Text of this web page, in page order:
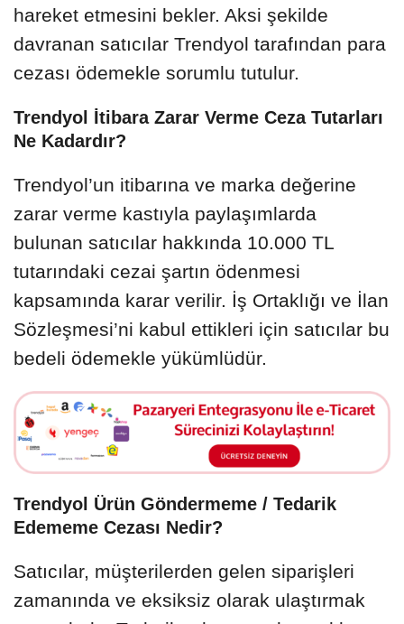
hareket etmesini bekler. Aksi şekilde
davranan satıcılar Trendyol tarafından para
cezası ödemekle sorumlu tutulur.
Trendyol İtibara Zarar Verme Ceza Tutarları
Ne Kadardır?
Trendyol’un itibarına ve marka değerine
zarar verme kastıyla paylaşımlarda
bulunan satıcılar hakkında 10.000 TL
tutarındaki cezai şartın ödenmesi
kapsamında karar verilir. İş Ortaklığı ve İlan
Sözleşmesi’ni kabul ettikleri için satıcılar bu
bedeli ödemekle yükümlüdür.
Trendyol Ürün Göndermeme / Tedarik
Edememe Cezası Nedir?
Satıcılar, müşterilerden gelen siparişleri
zamanında ve eksiksiz olarak ulaştırmak